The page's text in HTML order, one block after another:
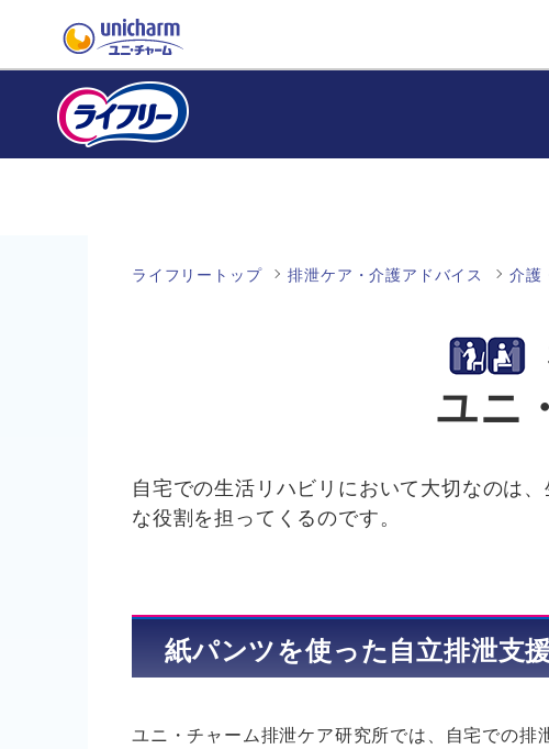
ライフリートップ 排泄ケア・介護アドバイス 介護
ユニ
自宅での生活リハビリにおいて大切なのは
な役割を担ってくるのです。
紙パンツを使った自立排泄支援
ユニ・チャーム排泄ケア研究所では、自宅での